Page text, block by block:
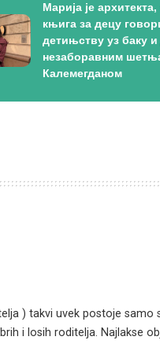
Марија је
књига за децу
детињству уз баку и
незаборавним
Калемегданом
) takvi uvek postoje samo
i losih roditelja. Najlakse